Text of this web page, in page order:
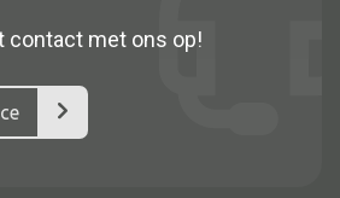
contact met ons op!